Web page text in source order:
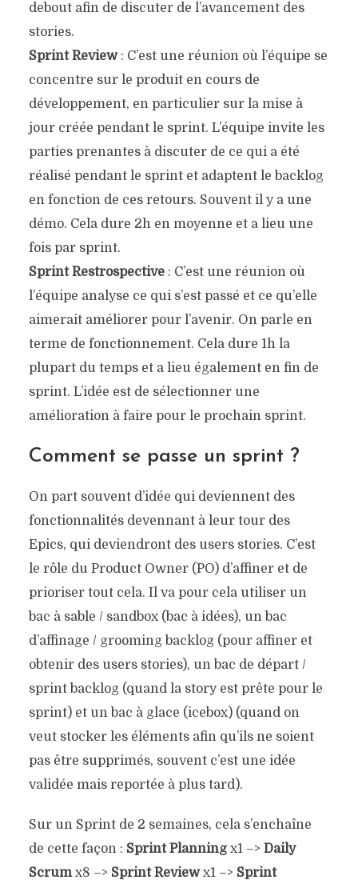
debout afin de discuter de l’avancement des
stories.
Sprint Review: C’est une réunion où l’équipe se
concentre sur le produit en cours de
développement, en particulier sur la mise à
jour créée pendant le sprint. L’équipe invite les
parties prenantes à discuter de ce qui a été
réalisé pendant le sprint et adaptent le backlog
en fonction de ces retours. Souvent il y a une
démo. Cela dure 2h en moyenne et a lieu une
fois par sprint.
Sprint Restrospective: C’est une réunion où
l’équipe analyse ce qui s’est passé et ce qu’elle
aimerait améliorer pour l’avenir. On parle en
terme de fonctionnement. Cela dure 1h la
plupart du temps et a lieu également en fin de
sprint. L’idée est de sélectionner une
amélioration à faire pour le prochain sprint.
Comment se passe un sprint ?
On part souvent d’idée qui deviennent des
fonctionnalités devennant à leur tour des
Epics, qui deviendront des users stories. C’est
le rôle du Product Owner (PO) d’affiner et de
prioriser tout cela. Il va pour cela utiliser un
bac à sable / sandbox (bac à idées), un bac
d’affinage / grooming backlog (pour affiner et
obtenir des users stories), un bac de départ /
sprint backlog (quand la story est prête pour le
sprint) et un bac à glace (icebox) (quand on
veut stocker les éléments afin qu’ils ne soient
pas être supprimés, souvent c’est une idée
validée mais reportée à plus tard).
Sur un Sprint de 2 semaines, cela s’enchaîne
de cette façon : Sprint Planningx1 –> Daily
Scrumx8 –> Sprint Reviewx1 –> Sprint